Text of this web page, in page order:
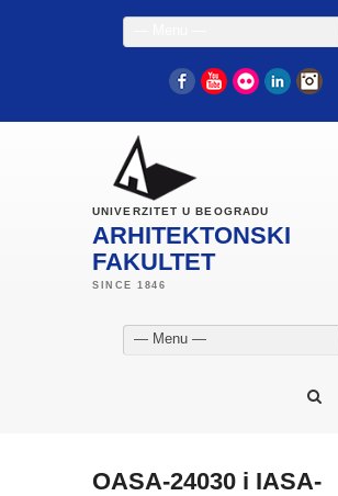
FacebookYouTube
Flickr LinkedIn
UNIVERZITET U BEOGRADU
ARHITEKTONSKI
FAKULTET
— Menu —
OASA-24030 i IASA-